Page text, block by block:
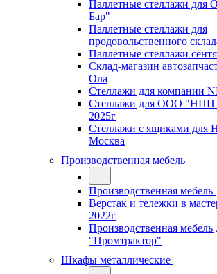
Паллетные стеллажи
Бар"
Паллетные стеллажи для
продовольственного
Паллетные стеллажи
Склад-магазин
Ола
Стеллажи для компании
Стеллажи для ООО "НПП
2025г
Стеллажи с ящиками для
Москва
Производственная мебель
Производственная мебель
Верстак и тележки в
2022г
Производственная
"Промтрактор"
Шкафы металлические